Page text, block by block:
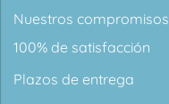
Nuestros compromisos
100% de satisfacción
Plazos de entrega